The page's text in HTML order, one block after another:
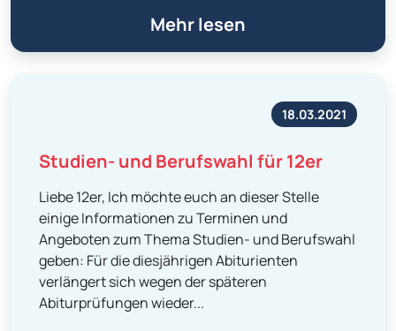
Mehr lesen
18.03.2021
Studien- und Berufswahl für 12er
Liebe 12er, Ich möchte euch an dieser Stelle
einige Informationen zu Terminen und
Angeboten zum Thema Studien- und Berufswahl
geben: Für die diesjährigen Abiturienten
verlängert sich wegen der späteren
Abiturprüfungen wieder...